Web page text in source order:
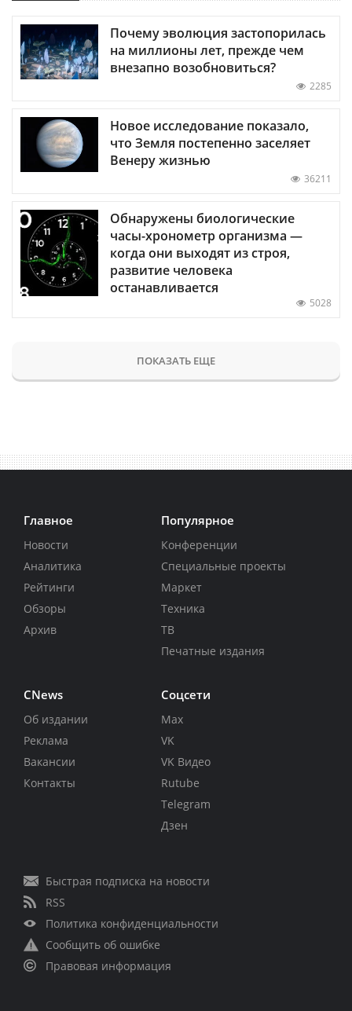
Почему эволюция застопорилась
на миллионы лет, прежде чем
внезапно возобновиться?
2285
Новое исследование показало,
что Земля постепенно заселяет
Венеру жизнью
36211
Обнаружены биологические
часы-хронометр организма —
когда они выходят из строя,
развитие человека
останавливается
5028
ПОКАЗАТЬ ЕЩЕ
Главное
Новости
Аналитика
Рейтинги
Обзоры
Архив
Популярное
Конференции
Специальные проекты
Маркет
Техника
ТВ
Печатные издания
CNews
Об издании
Реклама
Вакансии
Контакты
Соцсети
Max
VK
VK Видео
Rutube
Telegram
Дзен
Быстрая подписка на новости
RSS
Политика конфиденциальности
Сообщить об ошибке
Правовая информация